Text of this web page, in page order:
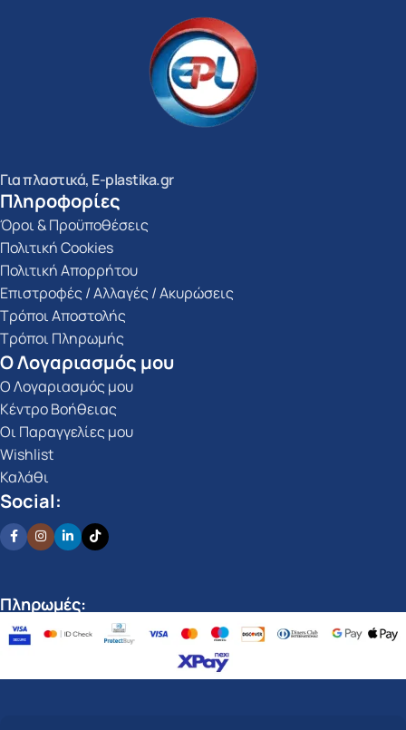
Για πλαστικά, E-plastika.gr
Πληροφορίες
Όροι & Προϋποθέσεις
Πολιτική Cookies
Πολιτική Απορρήτου
Επιστροφές / Αλλαγές / Ακυρώσεις
Τρόποι Αποστολής
Τρόποι Πληρωμής
Ο Λογαριασμός μου
Ο Λογαριασμός μου
Κέντρο Βοήθειας
Οι Παραγγελίες μου
Wishlist
Καλάθι
Social:
Πληρωμές: